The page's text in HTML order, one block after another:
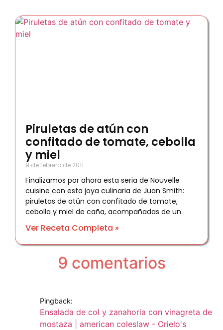
Piruletas de atún con
confitado de tomate, cebolla
y miel
9 de febrero de 2011
Finalizamos por ahora esta seria de Nouvelle
cuisine con esta joya culinaria de Juan Smith:
piruletas de atún con confitado de tomate,
cebolla y miel de caña, acompañadas de un
Ver Receta Completa »
9 comentarios
Pingback:
Ensalada de col y zanahoria con vinagreta de
mostaza | american coleslaw - Orielo's